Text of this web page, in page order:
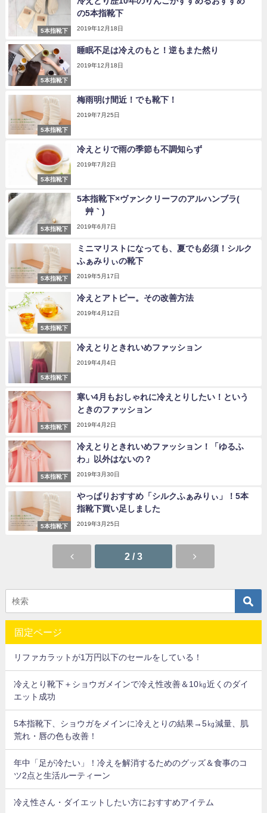
5本指靴下
の5本指靴下
2019年12月18日
5本指靴下
睡眠不足は冷えのもと！逆もまた然り
2019年12月18日
5本指靴下
梅雨明け間近！でも靴下！
2019年7月25日
5本指靴下
冷えとりで雨の季節も不調知らず
2019年7月2日
5本指靴下
5本指靴下×ヴァンクリーフのアルハンブラ(
´艸｀)
2019年6月7日
5本指靴下
ミニマリストになっても、夏でも必須！シルク
ふぁみりぃの靴下
2019年5月17日
5本指靴下
冷えとアトピー。その改善方法
2019年4月12日
5本指靴下
冷えとりときれいめファッション
2019年4月4日
5本指靴下
寒い4月もおしゃれに冷えとりしたい！という
ときのファッション
2019年4月2日
5本指靴下
冷えとりときれいめファッション！「ゆるふ
わ」以外はないの？
2019年3月30日
5本指靴下
やっぱりおすすめ「シルクふぁみりぃ」！5本
指靴下買い足しました
2019年3月25日
2 / 3
固定ページ
リファカラットが1万円以下のセールをしている！
冷えとり靴下＋ショウガメインで冷え性改善＆10㎏近くのダイ
エット成功
5本指靴下、ショウガをメインに冷えとりの結果→5㎏減量、肌
荒れ・唇の色も改善！
年中「足が冷たい」！冷えを解消するためのグッズ＆食事のコ
ツ2点と生活ルーティーン
冷え性さん・ダイエットしたい方におすすめアイテム